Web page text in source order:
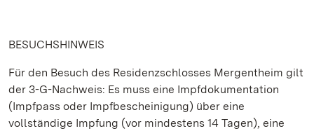
BESUCHSHINWEIS
Für den Besuch des Residenzschlosses Mergentheim gilt
der 3-G-Nachweis: Es muss eine Impfdokumentation
(Impfpass oder Impfbescheinigung) über eine
vollständige Impfung (vor mindestens 14 Tagen), eine